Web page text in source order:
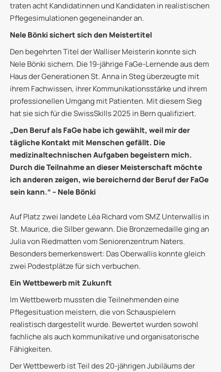
traten acht Kandidatinnen und Kandidaten in realistischen
Pflegesimulationen gegeneinander an.
Nele Bönki sichert sich den Meistertitel
Den begehrten Titel der Walliser Meisterin konnte sich
Nele Bönki sichern. Die 19-jährige FaGe-Lernende aus dem
Haus der Generationen St. Anna in Steg überzeugte mit
ihrem Fachwissen, ihrer Kommunikationsstärke und ihrem
professionellen Umgang mit Patienten. Mit diesem Sieg
hat sie sich für die SwissSkills 2025 in Bern qualifiziert.
„Den Beruf als FaGe habe ich gewählt, weil mir der
tägliche Kontakt mit Menschen gefällt. Die
medizinaltechnischen Aufgaben begeistern mich.
Durch die Teilnahme an dieser Meisterschaft möchte
ich anderen zeigen, wie bereichernd der Beruf der FaGe
sein kann.“ – Nele Bönki
Auf Platz zwei landete Léa Richard vom SMZ Unterwallis in
St. Maurice, die Silber gewann. Die Bronzemedaille ging an
Julia von Riedmatten vom Seniorenzentrum Naters.
Besonders bemerkenswert: Das Oberwallis konnte gleich
zwei Podestplätze für sich verbuchen.
Ein Wettbewerb mit Zukunft
Im Wettbewerb mussten die Teilnehmenden eine
Pflegesituation meistern, die von Schauspielern
realistisch dargestellt wurde. Bewertet wurden sowohl
fachliche als auch kommunikative und organisatorische
Fähigkeiten.
Der Wettbewerb ist Teil des 20-jährigen Jubiläums der